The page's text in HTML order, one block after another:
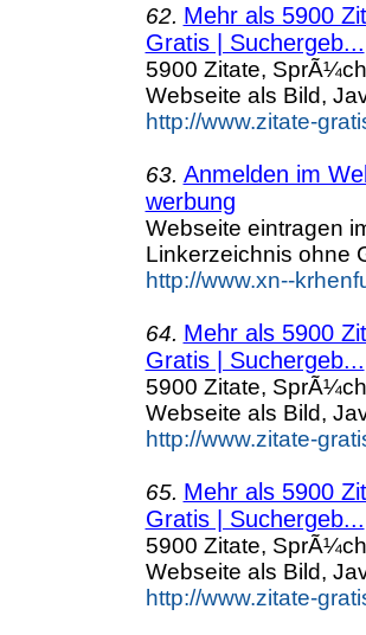
62. Mehr als 5900
Gratis | Suchergeb...
5900 Zitate,
Webseite als Bild,
http://www.zitate-
63. Anmelden im
werbung
Webseite eintragen
Linkerzeichnis ohne
http://www.xn--
64. Mehr als 5900
Gratis | Suchergeb...
5900 Zitate,
Webseite als Bild,
http://www.zitate-
65. Mehr als 5900
Gratis | Suchergeb...
5900 Zitate,
Webseite als Bild,
http://www.zitate-